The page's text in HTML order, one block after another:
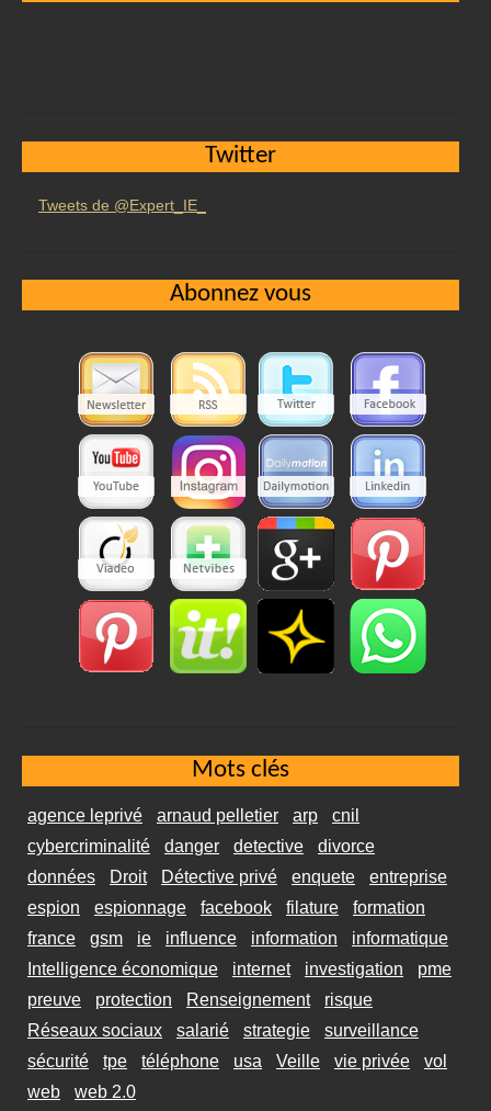
Twitter
Tweets de @Expert_IE_
Abonnez vous
Mots clés
agence leprivé arnaud pelletier arp
cnil
cybercriminalité
danger detective
divorce
données
Droit Détective privé enquete
entreprise
espion
espionnage facebook filature
formation
france
gsm ie influence information
informatique
Intelligence économique
internet investigation
pme
preuve
protection Renseignement
risque
Réseaux sociaux
salarié strategie
surveillance
sécurité
tpe téléphone usa Veille vie privée
vol
web
web 2.0